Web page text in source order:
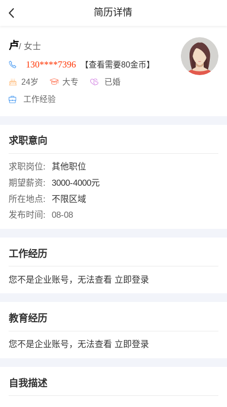
简历详情
卢/ 女士
130****7396 【查看需要80金币】
24岁 大专 已婚
工作经验
求职意向
求职岗位:
其他职位
期望薪资:
3000-4000元
所在地点:
不限区域
发布时间:
08-08
工作经历
您不是企业账号，无法查看 立即登录
教育经历
您不是企业账号，无法查看 立即登录
自我描述